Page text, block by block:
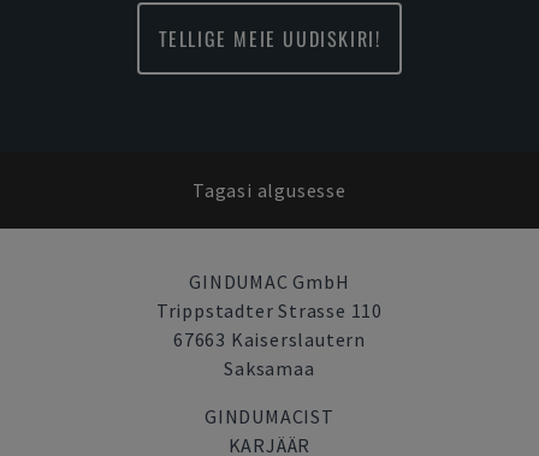
TELLIGE MEIE UUDISKIRI!
Tagasi algusesse
GINDUMAC GmbH
Trippstadter Strasse 110
67663 Kaiserslautern
Saksamaa
GINDUMACIST
KARJÄÄR